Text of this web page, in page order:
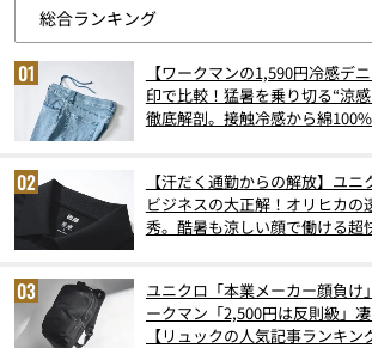
【ワークマンの1,590円冷感デ
印で比較！猛暑を乗り切る“涼
徹底解剖。接触冷感から綿
【汗だく通勤からの解放】ユ
ビジネスの大正解！オリヒカの
秀。酷暑も涼しい顔で働ける超
ユニクロ「本業メーカー顔負け
ークマン「2,500円は反則級」
【リュックの人気記事ランキ